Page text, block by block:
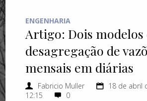
ENGENHARIA
Artigo: Dois modelos
desagregação de
mensais em diárias
Fabricio Muller
18 de abril
12:15
0